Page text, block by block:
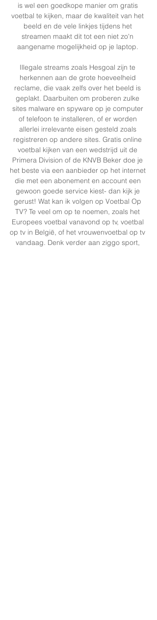
is wel een goedkope manier om gratis
voetbal te kijken, maar de kwaliteit van het
beeld en de vele linkjes tijdens het
streamen maakt dit tot een niet zo'n
aangename mogelijkheid op je laptop.
Illegale streams zoals Hesgoal zijn te
herkennen aan de grote hoeveelheid
reclame, die vaak zelfs over het beeld is
geplakt. Daarbuiten om proberen zulke
sites malware en spyware op je computer
of telefoon te installeren, of er worden
allerlei irrelevante eisen gesteld zoals
registreren op andere sites. Gratis online
voetbal kijken van een wedstrijd uit de
Primera Division of de KNVB Beker doe je
het beste via een aanbieder op het internet
die met een abonement en account een
gewoon goede service kiest- dan kijk je
gerust! Wat kan ik volgen op Voetbal Op
TV? Te veel om op te noemen, zoals het
Europees voetbal vanavond op tv, voetbal
op tv in België, of het vrouwenvoetbal op tv
vandaag. Denk verder aan ziggo sport,